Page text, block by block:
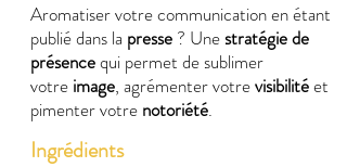
Aromatiser votre communication en étant
publié dans la presse ? Unestratégie de
présencequi permet de sublimer
votre image, agrémenter votrevisibilitéet
pimenter votre notoriété.
Ingrédients